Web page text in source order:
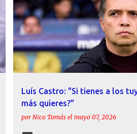
Luís Castro: "Si tienes a los
más quieres?"
por Nico Tomás el mayo 07, 2026
LUÍS CASTRO